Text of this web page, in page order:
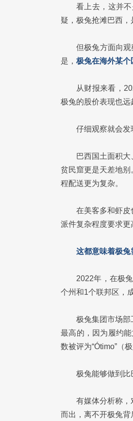
看上去，这并
疑，极兔抢滩巴西，
但极兔方面向
是， 极兔在海外某
从财报来看，
极兔的股价表现也远
仔细观察就会
巴西国土面积
贫民窟更是天差地
程配送更为复杂。
在美客多和虾
派件复杂程度要求
这都意味着极
2022年，在极
个州和1个联邦区，
极兔集团市场
最高的，因为履约
数被评为“Ótimo”（
极兔能够做到
有媒体分析称
而出，离不开极兔